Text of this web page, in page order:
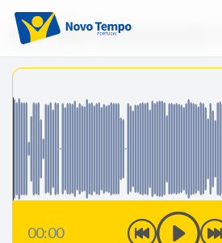
Início Rádio Pensar em voz alta
00:00